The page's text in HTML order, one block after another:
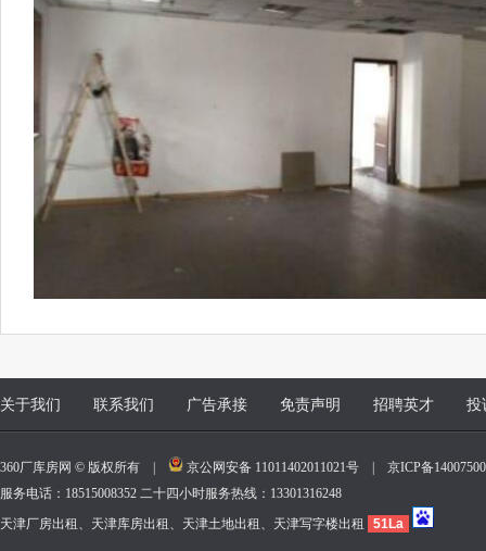
关于我们 联系我们 广告承接 免责声明 招聘英才 投
360厂库房网 © 版权所有 | 京公网安备 11011402011021号
京ICP备
服务电话：18515008352 二十四小时服务热线：13301316248
天津厂房出租、天津库房出租、天津土地出租、天津写字楼出租
51La